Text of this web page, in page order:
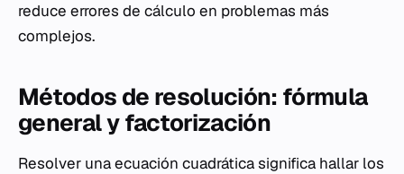
reduce errores de cálculo en problemas más
complejos.
Métodos de resolución: fórmula
general y factorización
Resolver una ecuación cuadrática significa hallar los